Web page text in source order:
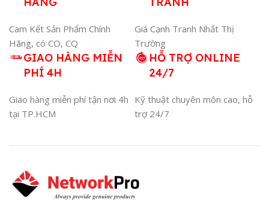
Cam Kết Sản Phẩm Chính
Hãng, có CO, CQ
Giá Cạnh Tranh Nhất Thị
Trường
GIAO HÀNG MIỄN
PHÍ 4H
Giao hàng miễn phí tận nơi 4h
tại TP.HCM
HỖ TRỢ ONLINE
24/7
Kỹ thuật chuyên môn cao, hỗ
trợ 24/7